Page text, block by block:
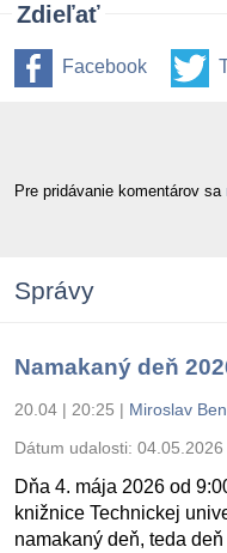
Zdieľať
Facebook
Pre pridávanie komentárov sa
Správy
Namakaný deň
20.04 | 20:25 | Miroslav
Dátum udalosti: 04.05.2026
Dňa 4. mája 2026 od
knižnice Technickej
namakaný deň, teda